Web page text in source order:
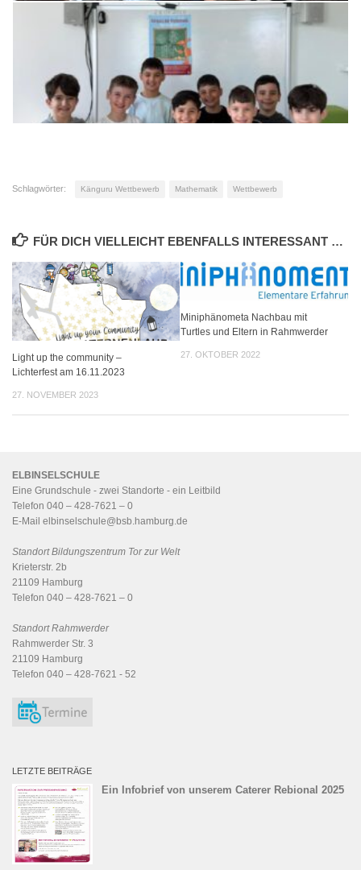
Schlagwörter: Känguru Wettbewerb Mathematik Wettbewerb
FÜR DICH VIELLEICHT EBENFALLS INTERESSANT …
Light up the community –
Lichterfest am 16.11.2023
27. NOVEMBER 2023
Miniphänometa Nachbau mit
Turtles und Eltern in Rahmwerder
27. OKTOBER 2022
ELBINSELSCHULE
Eine Grundschule - zwei Standorte - ein Leitbild
Telefon 040 – 428-7621 – 0
E-Mail elbinselschule@bsb.hamburg.de
Standort Bildungszentrum Tor zur Welt
Krieterstr. 2b
21109 Hamburg
Telefon 040 – 428-7621 – 0
Standort Rahmwerder
Rahmwerder Str. 3
21109 Hamburg
Telefon 040 – 428-7621 - 52
LETZTE BEITRÄGE
Ein Infobrief von unserem Caterer Rebional 2025